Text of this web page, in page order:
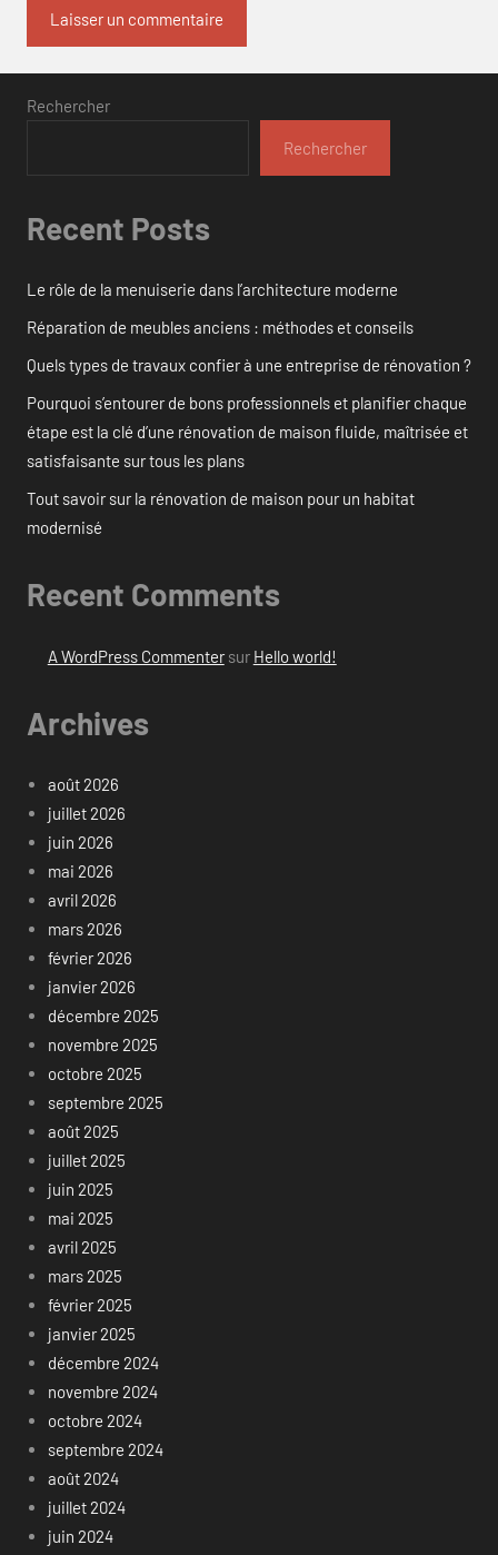
Rechercher
Rechercher
Recent Posts
Le rôle de la menuiserie dans l’architecture moderne
Réparation de meubles anciens : méthodes et conseils
Quels types de travaux confier à une entreprise de rénovation ?
Pourquoi s’entourer de bons professionnels et planifier chaque
étape est la clé d’une rénovation de maison fluide, maîtrisée et
satisfaisante sur tous les plans
Tout savoir sur la rénovation de maison pour un habitat
modernisé
Recent Comments
A WordPress Commentersur Hello world!
Archives
août 2026
juillet 2026
juin 2026
mai 2026
avril 2026
mars 2026
février 2026
janvier 2026
décembre 2025
novembre 2025
octobre 2025
septembre 2025
août 2025
juillet 2025
juin 2025
mai 2025
avril 2025
mars 2025
février 2025
janvier 2025
décembre 2024
novembre 2024
octobre 2024
septembre 2024
août 2024
juillet 2024
juin 2024